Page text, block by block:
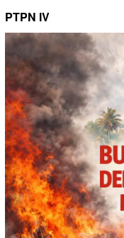
PTPN IV